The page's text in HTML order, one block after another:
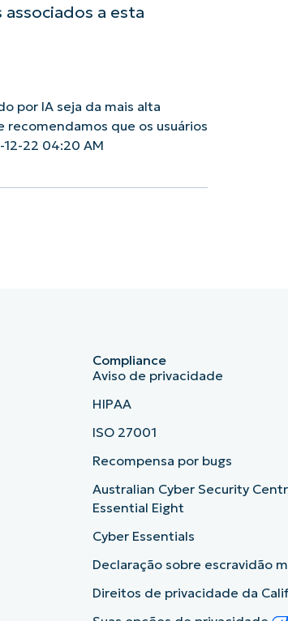
a esta
por IA seja da mais alta
recomendamos que os usuários
22 04:20 AM
Compliance
Aviso de privacidade
HIPAA
ISO 27001
Recompensa por bugs
Australian Cyber Security
Essential Eight
Cyber Essentials
Declaração sobre escravidão
Direitos de privacidade da